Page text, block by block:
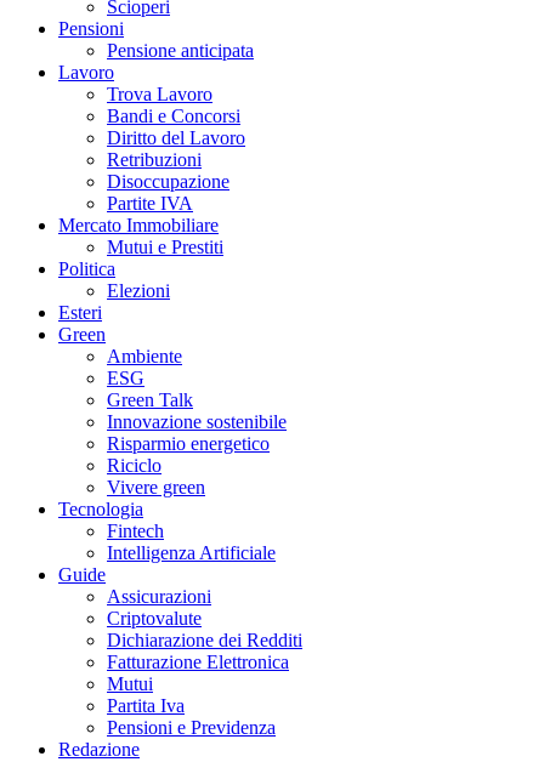
Scioperi
Pensioni
Pensione anticipata
Lavoro
Trova Lavoro
Bandi e Concorsi
Diritto del Lavoro
Retribuzioni
Disoccupazione
Partite IVA
Mercato Immobiliare
Mutui e Prestiti
Politica
Elezioni
Esteri
Green
Ambiente
ESG
Green Talk
Innovazione sostenibile
Risparmio energetico
Riciclo
Vivere green
Tecnologia
Fintech
Intelligenza Artificiale
Guide
Assicurazioni
Criptovalute
Dichiarazione dei Redditi
Fatturazione Elettronica
Mutui
Partita Iva
Pensioni e Previdenza
Redazione